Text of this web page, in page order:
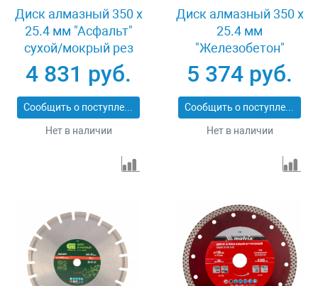
Диск алмазный 350 х
25.4 мм "Асфальт"
сухой/мокрый рез
Pro Matrix 731073
4 831 руб.
Сообщить о поступлении
Нет в наличии
Диск алмазный 350 х
25.4 мм
"Железобетон"
сухой/мокрый рез
Pro Matrix 731103
5 374 руб.
Сообщить о поступлении
Нет в наличии